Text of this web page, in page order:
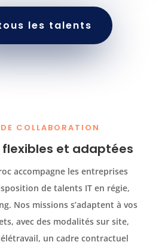
les talents
COLLABORATION
et adaptées
accompagne les entreprises
de talents IT en régie,
Nos missions s’adaptent à vos
avec des modalités sur site,
un cadre contractuel